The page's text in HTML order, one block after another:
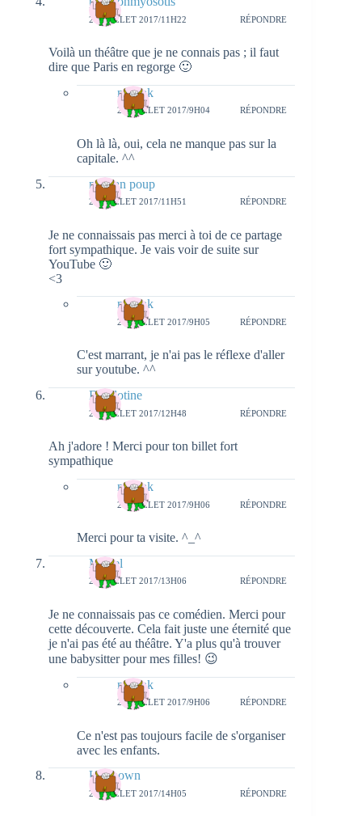
27 JUILLET 2017/11H22 RÉPONDRE
Voilà un théâtre que je ne connais pas ; il faut
dire que Paris en regorge 🙂
natieak
28 JUILLET 2017/9H04 RÉPONDRE
Oh là là, oui, cela ne manque pas sur la
capitale. ^^
maman poup
27 JUILLET 2017/11H51 RÉPONDRE
Je ne connaissais pas merci à toi de ce partage
fort sympathique. Je vais voir de suite sur
YouTube 🙂
<3
natieak
28 JUILLET 2017/9H05 RÉPONDRE
C'est marrant, je n'ai pas le réflexe d'aller
sur youtube. ^^
Diablotine
27 JUILLET 2017/12H48 RÉPONDRE
Ah j'adore ! Merci pour ton billet fort
sympathique
natieak
28 JUILLET 2017/9H06 RÉPONDRE
Merci pour ta visite. ^_^
Muriel
27 JUILLET 2017/13H06 RÉPONDRE
Je ne connaissais pas ce comédien. Merci pour
cette découverte. Cela fait juste une éternité que
je n'ai pas été au théâtre. Y'a plus qu'à trouver
une babysitter pour mes filles! 😉
natieak
28 JUILLET 2017/9H06 RÉPONDRE
Ce n'est pas toujours facile de s'organiser
avec les enfants.
Unknown
27 JUILLET 2017/14H05 RÉPONDRE